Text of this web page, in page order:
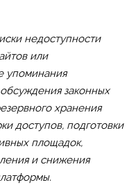
недоступности
или
упоминания
законных
хранения
доступов, подготовки
площадок,
и снижения